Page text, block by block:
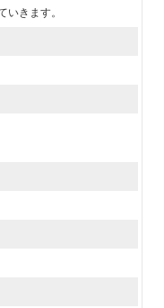
いきます。